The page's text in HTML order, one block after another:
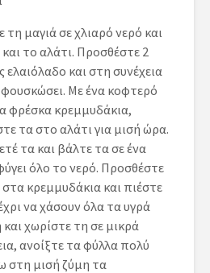
τη μαγιά σε χλιαρό νερό και
το αλάτι. Προσθέστε 2
ελαιόλαδο και στη συνέχεια
Με ένα κοφτερό
φρέσκα κρεμμυδάκια,
τα στο αλάτι για μισή ώρα.
τα και βάλτε τα σε ένα
όλο το νερό. Προσθέστε
στα κρεμμυδάκια και πιέστε
να χάσουν όλα τα υγρά
χωρίστε τη σε μικρά
ανοίξτε τα φύλλα πολύ
στη μισή ζύμη τα